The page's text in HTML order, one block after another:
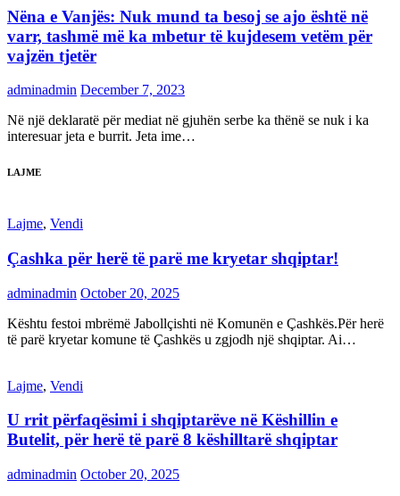
Nëna e Vanjës: Nuk mund ta besoj se ajo është në
varr, tashmë më ka mbetur të kujdesem vetëm për
vajzën tjetër
adminadmin December 7, 2023
Në një deklaratë për mediat në gjuhën serbe ka thënë se nuk i ka
interesuar jeta e burrit. Jeta ime…
LAJME
Lajme, Vendi
Çashka për herë të parë me kryetar shqiptar!
adminadmin October 20, 2025
Kështu festoi mbrëmë Jabollçishti në Komunën e Çashkës.Për herë
të parë kryetar komune të Çashkës u zgjodh një shqiptar. Ai…
Lajme, Vendi
U rrit përfaqësimi i shqiptarëve në Këshillin e
Butelit, për herë të parë 8 këshilltarë shqiptar
adminadmin October 20, 2025